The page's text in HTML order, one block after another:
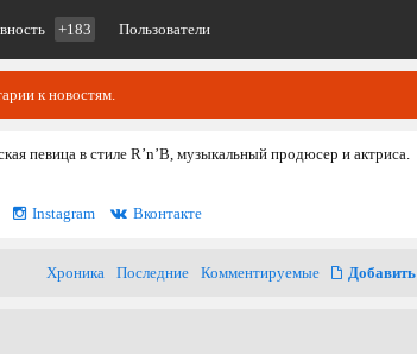
+183 Пользователи
к новостям.
певица в стиле R’n’B, музыкальный продюсер и актриса.
Instagram Вконтакте
Хроника Последние Комментируемые Добавить